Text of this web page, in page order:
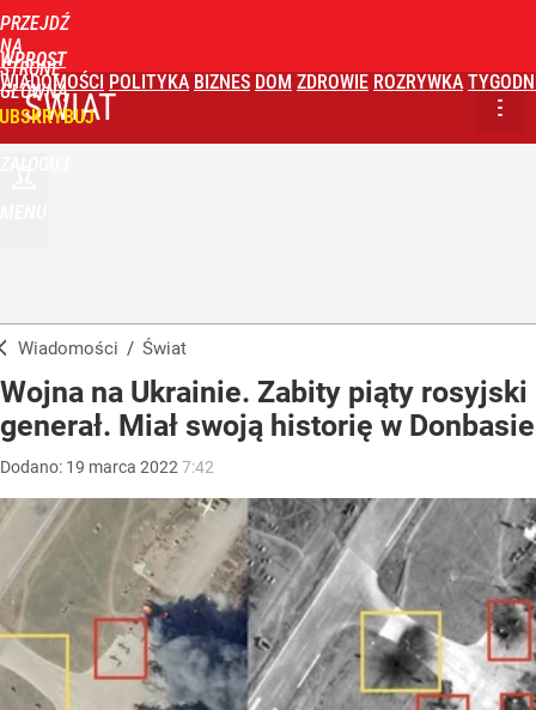
PRZEJDŹ
NA
STRONĘ
GŁÓWNĄ
WPROST
WIADOMOŚCI POLITYKA BIZNES DOM ZDROWIE ROZRYWKA
ŚWIAT
Wiadomości / Świat
Wojna na Ukrainie. Zabity piąty rosyjski
generał. Miał swoją historię w Donbasie
Dodano: 19 marca 2022 7:42